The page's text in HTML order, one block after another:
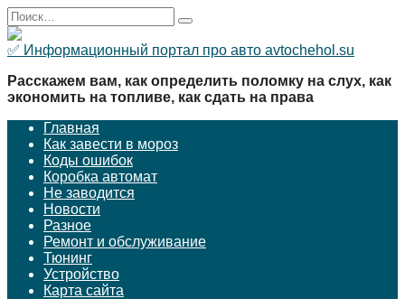
Перейти
к
содержанию
Search
for:
✅ Информационный портал про авто avtochehol.su
Расскажем вам, как определить поломку на слух, как
экономить на топливе, как сдать на права
Главная
Как завести в мороз
Коды ошибок
Коробка автомат
Не заводится
Новости
Разное
Ремонт и обслуживание
Тюнинг
Устройство
Карта сайта